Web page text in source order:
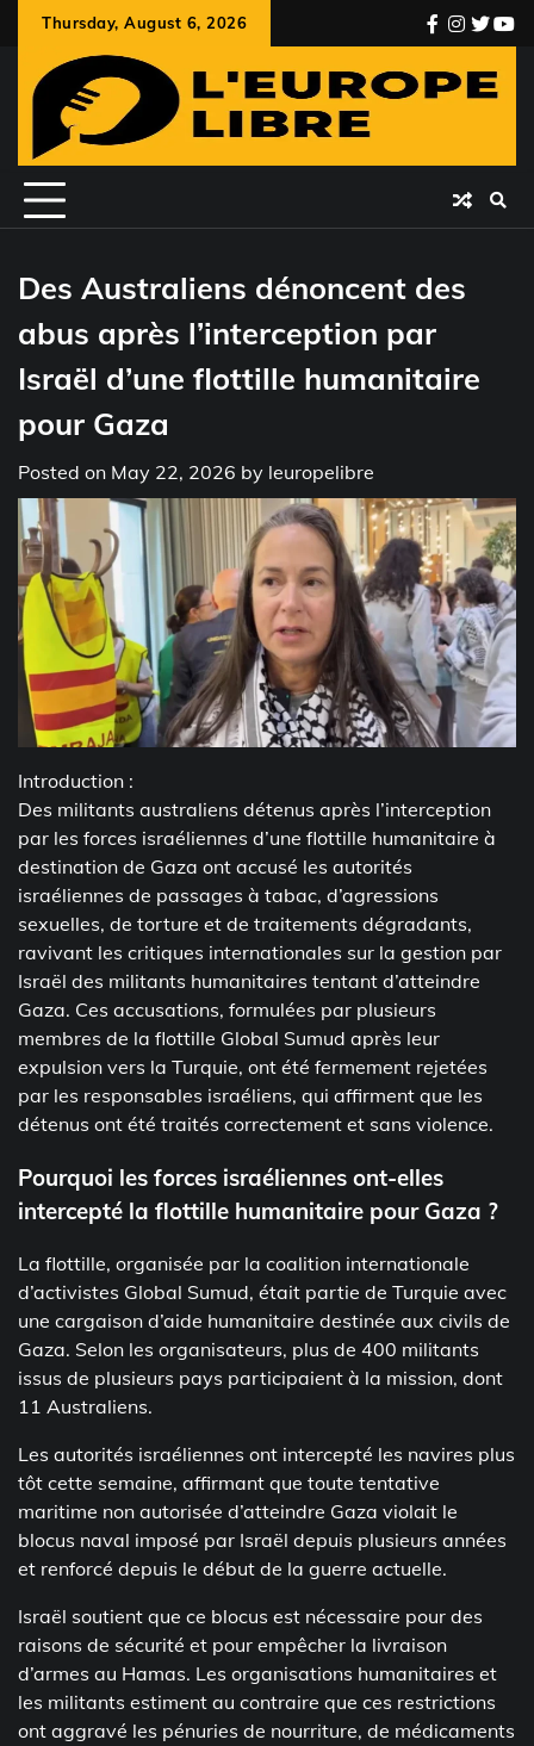
content
Thursday, August 6, 2026
facebook
Des Australiens dénoncent des
abus après l’interception par
Israël d’une flottille humanitaire
pour Gaza
Posted on May 22, 2026 by leuropelibre
Introduction :
Des militants australiens détenus après l’interception
par les forces israéliennes d’une flottille humanitaire à
destination de Gaza ont accusé les autorités
israéliennes de passages à tabac, d’agressions
sexuelles, de torture et de traitements dégradants,
ravivant les critiques internationales sur la gestion par
Israël des militants humanitaires tentant d’atteindre
Gaza. Ces accusations, formulées par plusieurs
membres de la flottille Global Sumud après leur
expulsion vers la Turquie, ont été fermement rejetées
par les responsables israéliens, qui affirment que les
détenus ont été traités correctement et sans violence.
Pourquoi les forces israéliennes ont-elles
intercepté la flottille humanitaire pour Gaza ?
La flottille, organisée par la coalition internationale
d’activistes Global Sumud, était partie de Turquie avec
une cargaison d’aide humanitaire destinée aux civils de
Gaza. Selon les organisateurs, plus de 400 militants
issus de plusieurs pays participaient à la mission, dont
11 Australiens.
Les autorités israéliennes ont intercepté les navires plus
tôt cette semaine, affirmant que toute tentative
maritime non autorisée d’atteindre Gaza violait le
blocus naval imposé par Israël depuis plusieurs années
et renforcé depuis le début de la guerre actuelle.
Israël soutient que ce blocus est nécessaire pour des
raisons de sécurité et pour empêcher la livraison
d’armes au Hamas. Les organisations humanitaires et
les militants estiment au contraire que ces restrictions
ont aggravé les pénuries de nourriture, de médicaments